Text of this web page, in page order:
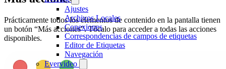
Ajustes
Archivos Locales
Conexiones
Correspondencias de campos de etiquetas
Editor de Etiquetas
Navegación
Evervideo
Prácticamente todos los elementos de contenido en la pantalla tienen
un botón “Más acciones”. Tócalo para acceder a todas las acciones
disponibles.